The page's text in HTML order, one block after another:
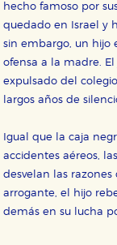
hecho famoso por
quedado en Israel y
sin embargo, un hijo
ofensa a la madre.
expulsado del
largos años de
Igual que la caja
accidentes aéreos,
desvelan las razones
arrogante, el hijo
demás en su lucha